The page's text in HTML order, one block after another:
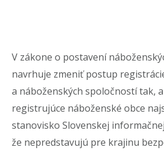
V zákone o postavení
navrhuje zmeniť postup
a náboženských spoločností tak,
registrujúce náboženské obce
stanovisko Slovenskej
že nepredstavujú pre krajinu